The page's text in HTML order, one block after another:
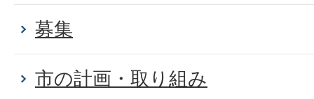
募集
市の計画・取り組み